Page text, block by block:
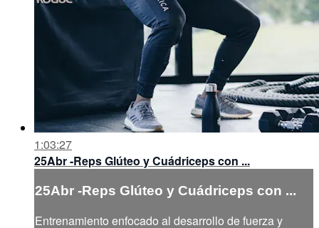
1:03:27
25Abr -Reps Glúteo y Cuádriceps con ...
25Abr -Reps Glúteo y Cuádriceps con ...
Entrenamiento enfocado al desarrollo de fuerza y